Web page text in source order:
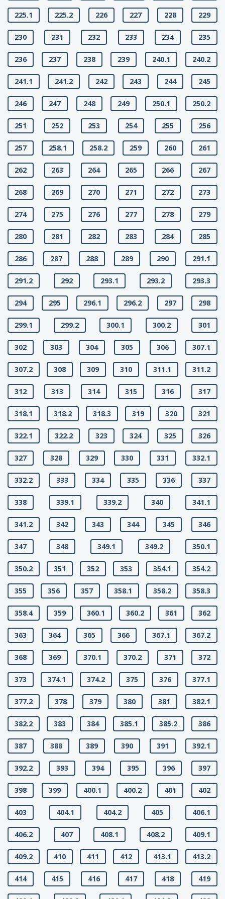
225.1 225.2 226 227 228 229
230 231 232 233 234 235
236 237 238 239 240.1 240.2
241.1 241.2 242 243 244 245
246 247 248 249 250.1 250.2
251 252 253 254 255 256
257 258.1 258.2 259 260 261
262 263 264 265 266 267
268 269 270 271 272 273
274 275 276 277 278 279
280 281 282 283 284 285
286 287 288 289 290 291.1
291.2 292 293.1 293.2 293.3
294 295 296.1 296.2 297 298
299.1 299.2 300.1 300.2 301
302 303 304 305 306 307.1
307.2 308 309 310 311.1 311.2
312 313 314 315 316 317
318.1 318.2 318.3 319 320 321
322.1 322.2 323 324 325 326
327 328 329 330 331 332.1
332.2 333 334 335 336 337
338 339.1 339.2 340 341.1
341.2 342 343 344 345 346
347 348 349.1 349.2 350.1
350.2 351 352 353 354.1 354.2
355 356 357 358.1 358.2 358.3
358.4 359 360.1 360.2 361 362
363 364 365 366 367.1 367.2
368 369 370.1 370.2 371 372
373 374.1 374.2 375 376 377.1
377.2 378 379 380 381 382.1
382.2 383 384 385.1 385.2 386
387 388 389 390 391 392.1
392.2 393 394 395 396 397
398 399 400.1 400.2 401 402
403 404.1 404.2 405 406.1
406.2 407 408.1 408.2 409.1
409.2 410 411 412 413.1 413.2
414 415 416 417 418 419